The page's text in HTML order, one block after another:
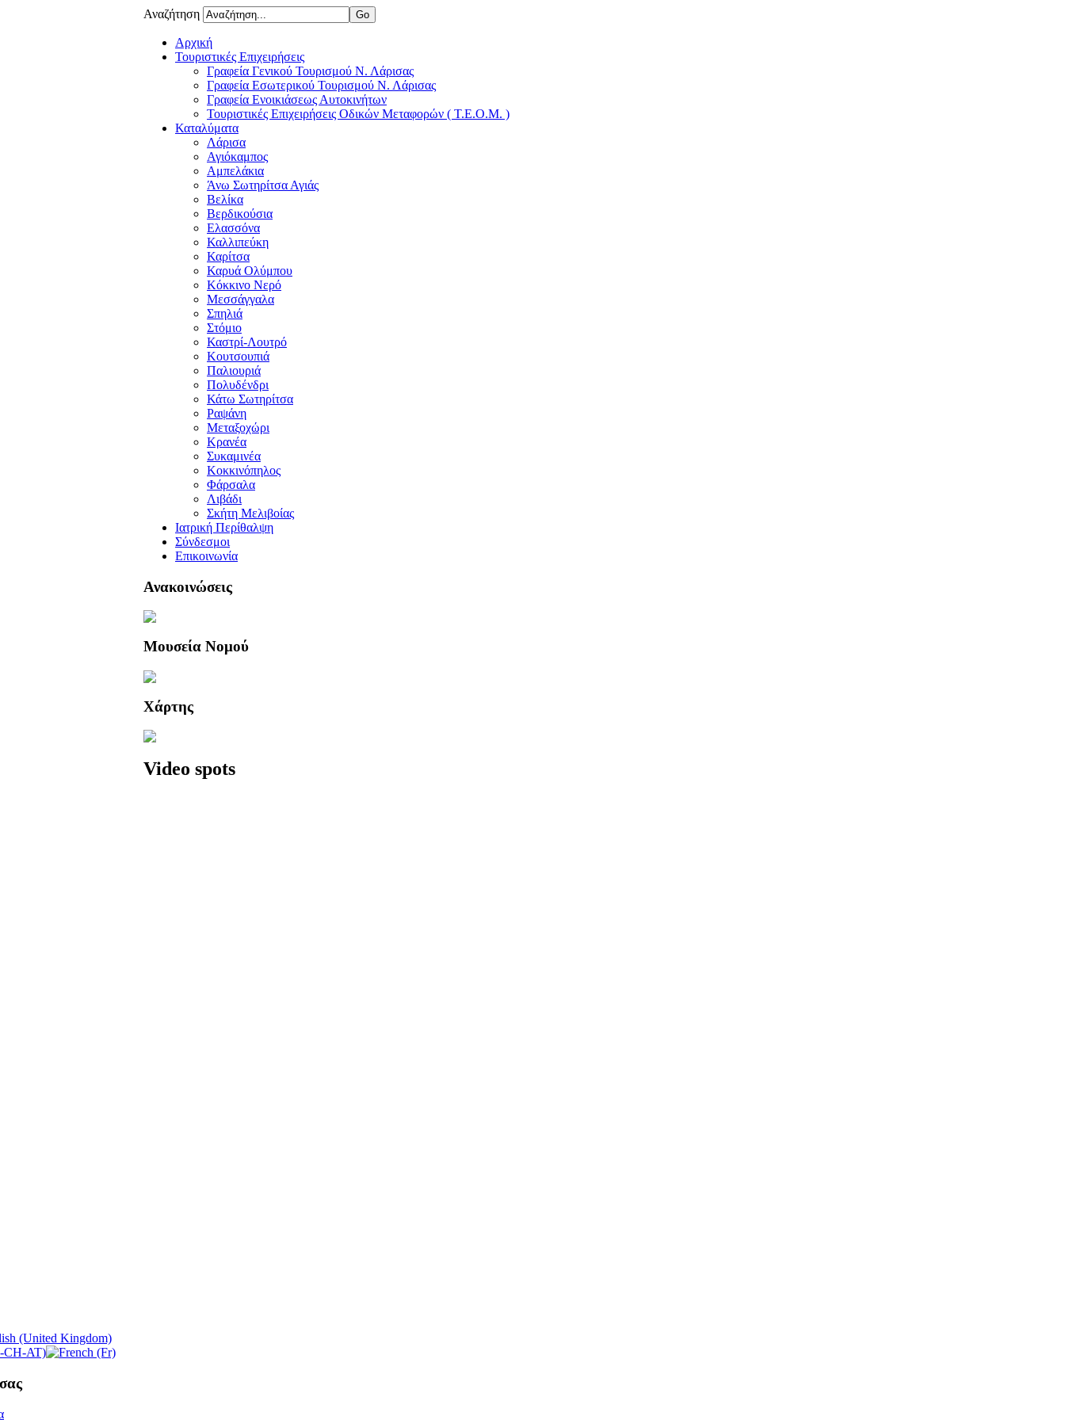
Αναζήτηση
Αρχική
Τουριστικές Επιχειρήσεις
Γραφεία Γενικού Τουρισμού Ν. Λάρισας
Γραφεία Εσωτερικού Τουρισμού Ν. Λάρισας
Γραφεία Ενοικιάσεως Αυτοκινήτων
Τουριστικές Επιχειρήσεις Οδικών Μεταφορών ( Τ.Ε.Ο.Μ. )
Καταλύματα
Λάρισα
Αγιόκαμπος
Αμπελάκια
Άνω Σωτηρίτσα Αγιάς
Βελίκα
Βερδικούσια
Ελασσόνα
Καλλιπεύκη
Καρίτσα
Καρυά Ολύμπου
Κόκκινο Νερό
Μεσσάγγαλα
Σπηλιά
Στόμιο
Καστρί-Λουτρό
Κουτσουπιά
Παλιουριά
Πολυδένδρι
Κάτω Σωτηρίτσα
Ραψάνη
Μεταξοχώρι
Κρανέα
Συκαμινέα
Κοκκινόπηλος
Φάρσαλα
Λιβάδι
Σκήτη Μελιβοίας
Ιατρική Περίθαλψη
Σύνδεσμοι
Επικοινωνία
Ανακοινώσεις
Μουσεία Νομού
Χάρτης
Video spots